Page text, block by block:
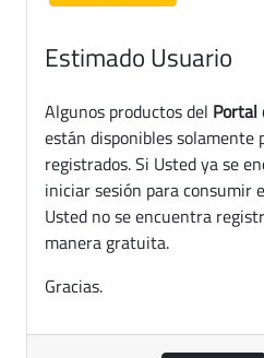
Estimado Usuario
Algunos productos del Portal
están disponibles solamente
registrados. Si Usted ya se
iniciar sesión para consumir
Usted no se encuentra
manera gratuita.
Gracias.